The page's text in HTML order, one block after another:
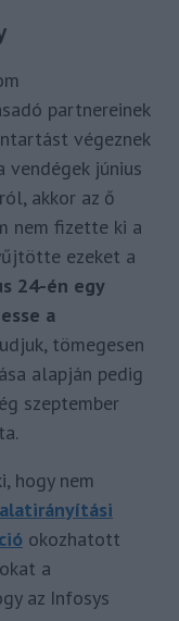
partnereinek
végeznek
vendégek június
akkor az ő
nem fizette ki a
ezeket a
24-én egy
a
tömegesen
alapján pedig
szeptember
hogy nem
okozhatott
a
az Infosys